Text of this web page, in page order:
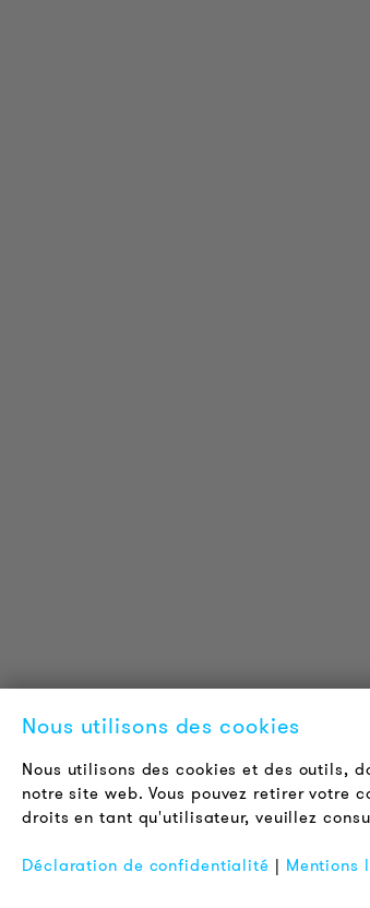
INFORMATIONS SUR LES
PRODUITS
Informations Techniques
Projets de référence
Certifications
Nous utilisons des cookies
Nous utilisons des cookies et des outils,
notre site web. Vous pouvez retirer votre
droits en tant qu'utilisateur, veuillez
Déclaration de confidentialité | Mentions